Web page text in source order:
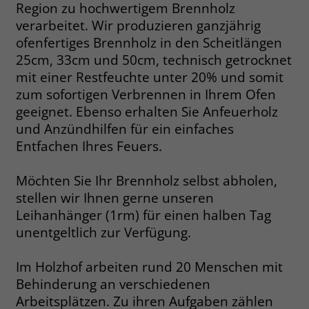
Region zu hochwertigem Brennholz
verarbeitet. Wir produzieren ganzjährig
ofenfertiges Brennholz in den Scheitlängen
25cm, 33cm und 50cm, technisch getrocknet
mit einer Restfeuchte unter 20% und somit
zum sofortigen Verbrennen in Ihrem Ofen
geeignet. Ebenso erhalten Sie Anfeuerholz
und Anzündhilfen für ein einfaches
Entfachen Ihres Feuers.
Möchten Sie Ihr Brennholz selbst abholen,
stellen wir Ihnen gerne unseren
Leihanhänger (1rm) für einen halben Tag
unentgeltlich zur Verfügung.
Im Holzhof arbeiten rund 20 Menschen mit
Behinderung an verschiedenen
Arbeitsplätzen. Zu ihren Aufgaben zählen
Name __cf_bm
Anbieter .fonts.net
Laufzeit 30 Minuten
Zweck
This cookie, set by Cloudflare, is used to
support Cloudflare Bot Management.
Anbieter jobs.stiftung-liebenau.de
Laufzeit Session
Zweck
Behält die Zustände des Benutzers bei
allen Seitenanfragen bei.
Name _gcl_au
Anbieter Google Ads
Laufzeit 90 Tage
Zweck Enthält eine zufallsgenerierte User-ID.
Anbieter Google Ads
90 Tage
User über einen Klick auf eine Google
Werbeanzeige auf die Website gelangt.
Es enthält Informationen darüber,